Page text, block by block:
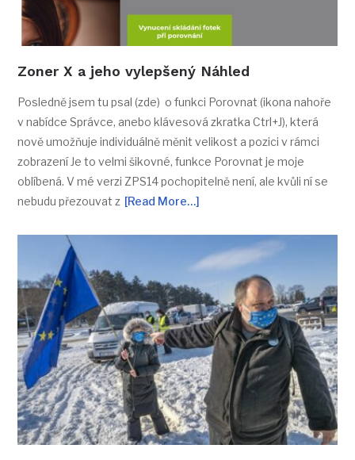
Zoner X a jeho vylepšený Náhled
Posledně jsem tu psal (zde) o funkci Porovnat (ikona nahoře
v nabídce Správce, anebo klávesová zkratka Ctrl+J), která
nově umožňuje individuálně měnit velikost a pozici v rámci
zobrazení Je to velmi šikovné, funkce Porovnat je moje
oblíbená. V mé verzi ZPS14 pochopitelně není, ale kvůli ní se
nebudu přezouvat z [Read More…]